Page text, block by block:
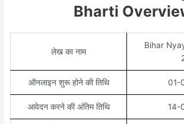
Bharti
लेख का नाम
Bihar
ऑनलाइन शुरू होने की तिथि 01-
आवेदन करने की अंतिम तिथि 14-